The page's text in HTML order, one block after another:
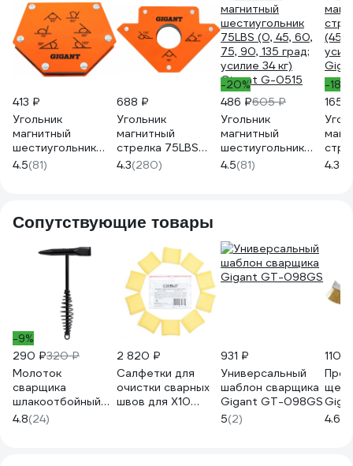
413 ₽
Угольник
магнитный
шестиугольник
50LBS (30, 45, 60,
75, 90, 135 град;
4.5(81)
688 ₽
Угольник
магнитный
стрелка 75LBS
(45, 90, 135 град;
усилие 34 кг)
4.3(280)
-20%
486 ₽605 ₽
Угольник
магнитный
шестиугольник
75LBS (0, 45, 60,
75, 90, 135 град;
4.5(81)
-18%
165 ₽
(45,
4.3
Сопутствующие товары
-9%
290 ₽320 ₽
Молоток
сварщика
шлакоотбойный
Gigant (клин/пика;
0,53 кг) GT-111GS
4.8(24)
2 820 ₽
Салфетки для
очистки сварных
швов для X10
931 ₽
Универсальный
шаблон сварщика
Gigant GT-098GS
5(2)
110 ₽
4.6